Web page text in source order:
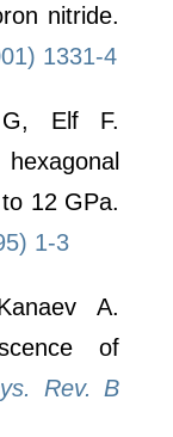
nitride.
1331-4
G, Elf F.
12 GPa.
1-3
A.
of
Rev. B